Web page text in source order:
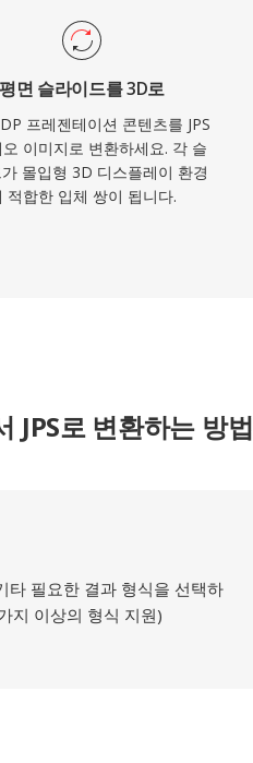
평면 슬라이드를 3D로
프레젠테이션 콘텐츠를 JPS
이미지로 변환하세요. 각 슬
몰입형 3D 디스플레이 환경
적합한 입체 쌍이 됩니다.
JPS로 변환하는 방법
타 필요한 결과 형식을 선택하
지 이상의 형식 지원)